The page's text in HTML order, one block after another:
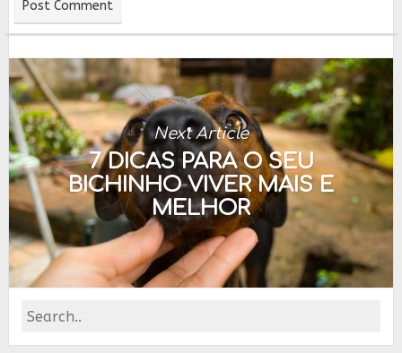
Next Article
7 DICAS PARA O SEU
BICHINHO VIVER MAIS E
MELHOR